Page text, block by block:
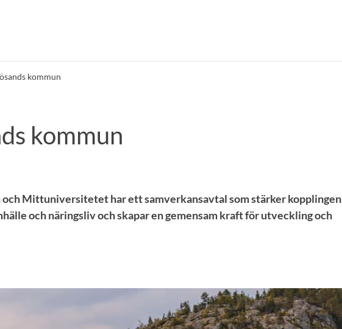
kommun
kommun
och Mittuniversitetet har ett samverkansavtal som stärker kopplingen
och näringsliv och skapar en gemensam kraft för utveckling och